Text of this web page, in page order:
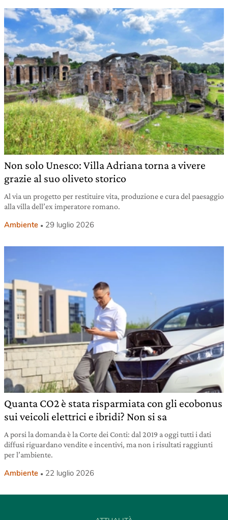
Non solo Unesco: Villa Adriana torna a vivere
grazie al suo oliveto storico
Al via un progetto per restituire vita, produzione e cura del paesaggio
alla villa dell’ex imperatore romano.
Ambiente 29 luglio 2026
Quanta CO2 è stata risparmiata con gli ecobonus
sui veicoli elettrici e ibridi? Non si sa
A porsi la domanda è la Corte dei Conti: dal 2019 a oggi tutti i dati
diffusi riguardano vendite e incentivi, ma non i risultati raggiunti
per l’ambiente.
Ambiente 22 luglio 2026